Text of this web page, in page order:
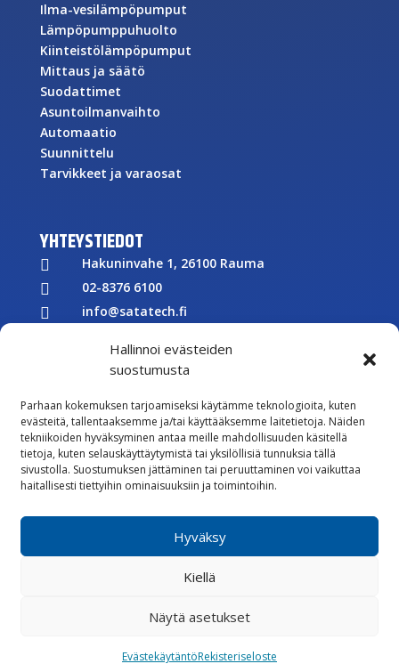
Hallinnoi evästeiden
suostumusta
Parhaan kokemuksen tarjoamiseksi käytämme teknologioita, kuten
evästeitä, tallentaaksemme ja/tai käyttääksemme laitetietoja. Näiden
tekniikoiden hyväksyminen antaa meille mahdollisuuden käsitellä
tietoja, kuten selauskäyttäytymistä tai yksilöllisiä tunnuksia tällä
sivustolla. Suostumuksen jättäminen tai peruuttaminen voi vaikuttaa
haitallisesti tiettyihin ominaisuuksiin ja toimintoihin.
Hyväksy
Kiellä
Näytä asetukset
EvästekäytäntöRekisteriseloste
Ilma-vesilämpöpumput
Lämpöpumppuhuolto
Kiinteistölämpöpumput
Mittaus ja säätö
Suodattimet
Asuntoilmanvaihto
Automaatio
Suunnittelu
Tarvikkeet ja varaosat
YHTEYSTIEDOT
 Hakuninvahe 1, 26100 Rauma
 02-8376 6100
 info@satatech.fi
Y-tunnus: 2575266-3
 Töihin meille
 Lähetä meille palautetta
 Seuraa meitä Facebookissa

Vastuullisuus
2026 Satatech Talotekniikka Oy